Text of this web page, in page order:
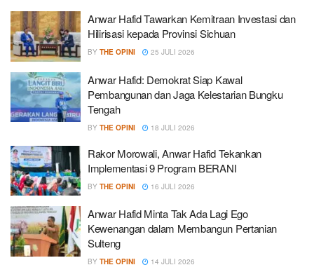
Anwar Hafid Tawarkan Kemitraan Investasi dan
Hilirisasi kepada Provinsi Sichuan
BY THE OPINI 25 JULI 2026
Anwar Hafid: Demokrat Siap Kawal
Pembangunan dan Jaga Kelestarian Bungku
Tengah
BY THE OPINI 18 JULI 2026
Rakor Morowali, Anwar Hafid Tekankan
Implementasi 9 Program BERANI
BY THE OPINI 16 JULI 2026
Anwar Hafid Minta Tak Ada Lagi Ego
Kewenangan dalam Membangun Pertanian
Sulteng
BY THE OPINI 14 JULI 2026